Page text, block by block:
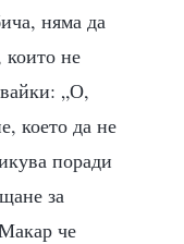
няма да
които не
„О,
което да не
поради
за
че